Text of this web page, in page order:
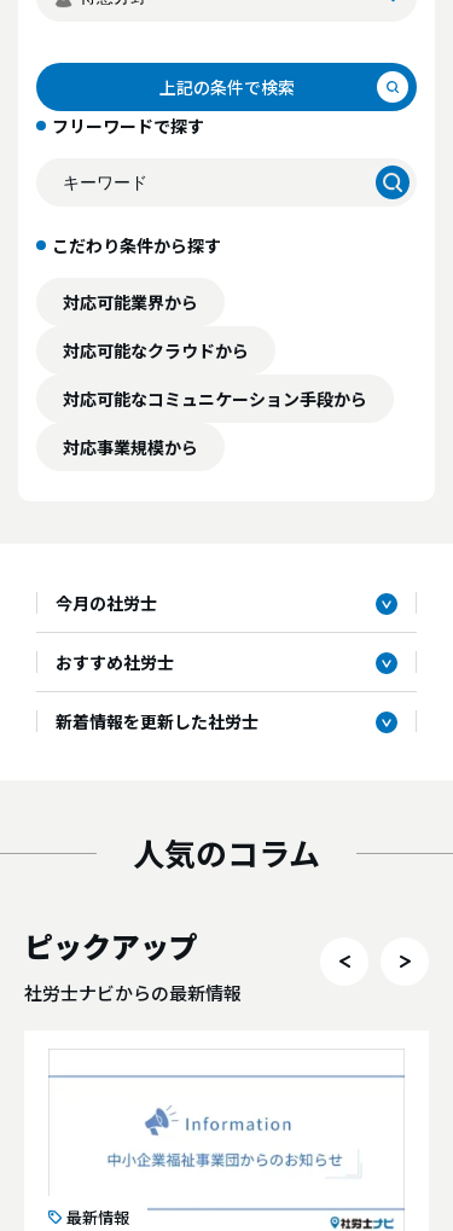
上記の条件で検索
フリーワードで探す
こだわり条件から探す
対応可能業界から
対応可能なクラウドから
対応可能なコミュニケーション手段から
対応事業規模から
今月の社労士
おすすめ社労士
新着情報を更新した社労士
人気のコラム
ピックアップ
社労士ナビからの最新情報
最新情報